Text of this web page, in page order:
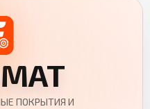
ПОКРЫТИЯ И